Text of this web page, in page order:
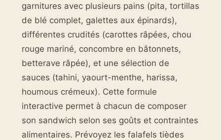
garnitures avec plusieurs pains (pita, tortillas
de blé complet, galettes aux épinards),
différentes crudités (carottes râpées, chou
rouge mariné, concombre en bâtonnets,
betterave râpée), et une sélection de
sauces (tahini, yaourt-menthe, harissa,
houmous crémeux). Cette formule
interactive permet à chacun de composer
son sandwich selon ses goûts et contraintes
alimentaires. Prévoyez les falafels tièdes